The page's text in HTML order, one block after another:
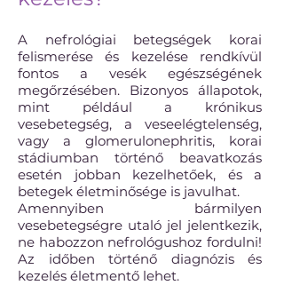
A nefrológiai betegségek korai
felismerése és kezelése rendkívül
fontos a vesék egészségének
megőrzésében. Bizonyos állapotok,
mint például a krónikus
vesebetegség, a veseelégtelenség,
vagy a glomerulonephritis, korai
stádiumban történő beavatkozás
esetén jobban kezelhetőek, és a
betegek életminősége is javulhat.
Amennyiben bármilyen
vesebetegségre utaló jel jelentkezik,
ne habozzon nefrológushoz fordulni!
Az időben történő diagnózis és
kezelés életmentő lehet.